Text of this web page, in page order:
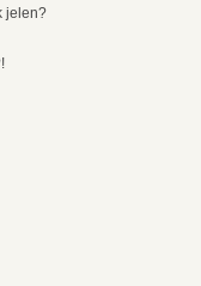
jelen?